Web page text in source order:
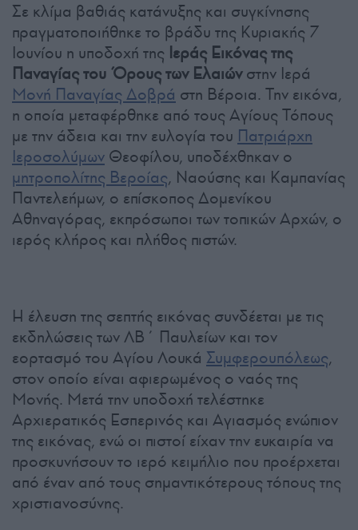
Σε κλίμα βαθιάς κατάνυξης και συγκίνησης
πραγματοποιήθηκε το βράδυ της Κυριακής 7
Ιουνίου η υποδοχή της Ιεράς Εικόνας της
Παναγίας του Όρους των Ελαιώνστην Ιερά
Μονή Παναγίας Δοβρά στη Βέροια. Την εικόνα,
η οποία μεταφέρθηκε από τους Αγίους Τόπους
με την άδεια και την ευλογία του Πατριάρχη
Ιεροσολύμων Θεοφίλου, υποδέχθηκαν ο
μητροπολίτης Βεροίας, Ναούσης και Καμπανίας
Παντελεήμων, ο επίσκοπος Δομενίκου
Αθηναγόρας, εκπρόσωποι των τοπικών Αρχών, ο
ιερός κλήρος και πλήθος πιστών.
Η έλευση της σεπτής εικόνας συνδέεται με τις
εκδηλώσεις των ΛΒ΄ Παυλείων και τον
εορτασμό του Αγίου Λουκά Συμφερουπόλεως,
στον οποίο είναι αφιερωμένος ο ναός της
Μονής. Μετά την υποδοχή τελέστηκε
Αρχιερατικός Εσπερινός και Αγιασμός ενώπιον
της εικόνας, ενώ οι πιστοί είχαν την ευκαιρία να
προσκυνήσουν το ιερό κειμήλιο που προέρχεται
από έναν από τους σημαντικότερους τόπους της
χριστιανοσύνης.